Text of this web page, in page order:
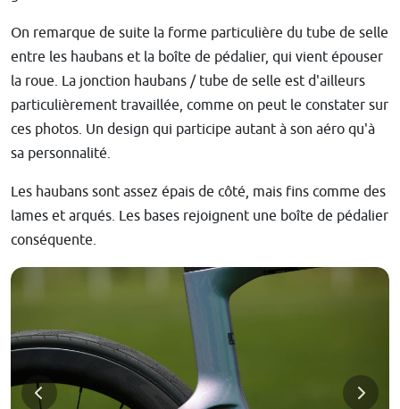
On remarque de suite la forme particulière du tube de selle
entre les haubans et la boîte de pédalier, qui vient épouser
la roue. La jonction haubans / tube de selle est d'ailleurs
particulièrement travaillée, comme on peut le constater sur
ces photos. Un design qui participe autant à son aéro qu'à
sa personnalité.
Les haubans sont assez épais de côté, mais fins comme des
lames et arqués. Les bases rejoignent une boîte de pédalier
conséquente.